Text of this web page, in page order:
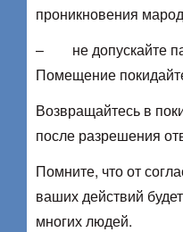
проникновения
– не допускайте
Помещение
Возвращайтесь в
после разрешения
Помните, что от
ваших действий
многих людей.